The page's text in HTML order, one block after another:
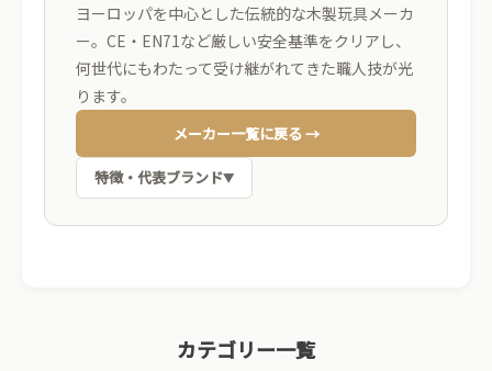
ヨーロッパを中心とした伝統的な木製玩具メーカ
ー。CE・EN71など厳しい安全基準をクリアし、
何世代にもわたって受け継がれてきた職人技が光
ります。
メーカー一覧に戻る →
特徴・代表ブランド▼
て受け継がれてきた職人の技術が生きています。
カテゴリー一覧